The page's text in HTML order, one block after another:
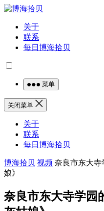
关于
联系
每日博海拾贝
菜单
关闭菜单
关于
联系
每日博海拾贝
博海拾贝 视频 奈良市东大寺
娘》
奈良市东大寺学园